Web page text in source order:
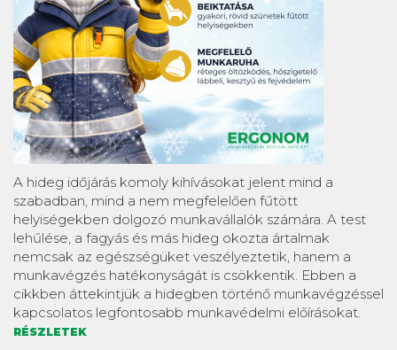
A hideg időjárás komoly kihívásokat jelent mind a
szabadban, mind a nem megfelelően fűtött
helyiségekben dolgozó munkavállalók számára. A test
lehűlése, a fagyás és más hideg okozta ártalmak
nemcsak az egészségüket veszélyeztetik, hanem a
munkavégzés hatékonyságát is csökkentik. Ebben a
cikkben áttekintjük a hidegben történő munkavégzéssel
kapcsolatos legfontosabb munkavédelmi előírásokat.
RÉSZLETEK